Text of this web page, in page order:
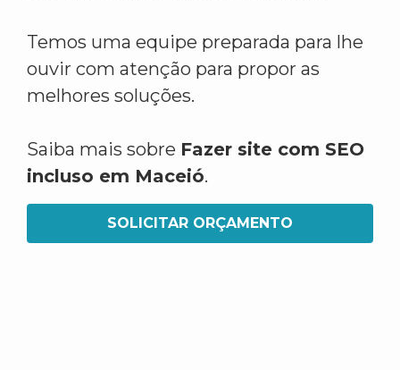
Temos uma equipe preparada para lhe
ouvir com atenção para propor as
melhores soluções.
Saiba mais sobre Fazer site com SEO
incluso em Maceió.
SOLICITAR ORÇAMENTO